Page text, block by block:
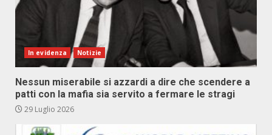
In evidenza Notizie
Nessun miserabile si azzardi a dire che scendere a
patti con la mafia sia servito a fermare le stragi
29 Luglio 2026